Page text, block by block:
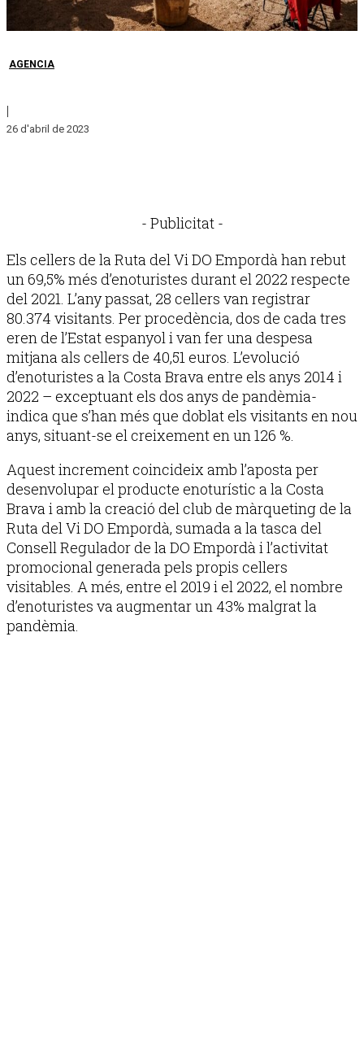
AGENCIA
|
26 d'abril de 2023
- Publicitat -
Els cellers de la Ruta del Vi DO Empordà han rebut
un 69,5% més d’enoturistes durant el 2022 respecte
del 2021. L’any passat, 28 cellers van registrar
80.374 visitants. Per procedència, dos de cada tres
eren de l’Estat espanyol i van fer una despesa
mitjana als cellers de 40,51 euros. L’evolució
d’enoturistes a la Costa Brava entre els anys 2014 i
2022 – exceptuant els dos anys de pandèmia-
indica que s’han més que doblat els visitants en nou
anys, situant-se el creixement en un 126 %.
Aquest increment coincideix amb l’aposta per
desenvolupar el producte enoturístic a la Costa
Brava i amb la creació del club de màrqueting de la
Ruta del Vi DO Empordà, sumada a la tasca del
Consell Regulador de la DO Empordà i l’activitat
promocional generada pels propis cellers
visitables. A més, entre el 2019 i el 2022, el nombre
d’enoturistes va augmentar un 43% malgrat la
pandèmia.